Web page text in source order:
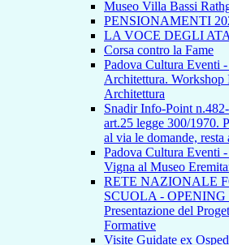
Museo Villa Bassi
PENSIONAMENTI
LA VOCE DEGLI ATA
Corsa contro la Fame
Padova Cultura Eventi
Architettura. Workshop
Architettura
Snadir Info-Point
art.25 legge 300/1970.
al via le domande,
Padova Cultura Eventi
Vigna al Museo
RETE NAZIONALE
SCUOLA -
Presentazione del
Formative
Visite Guidate ex